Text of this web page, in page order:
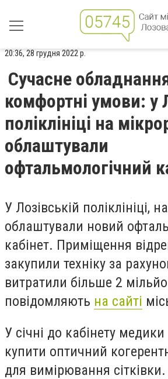
20:36, 28 грудня 2022 р.
Сучасне
комфортні умови: у
поліклініці на
облаштували
офтальмологічний
У Лозівській поліклініці,
облаштували новий
кабінет. Приміщення
закупили техніку за
витратили більше 2
повідомляють на сайті
У січні до кабінету
купити оптичний
для вимірювання